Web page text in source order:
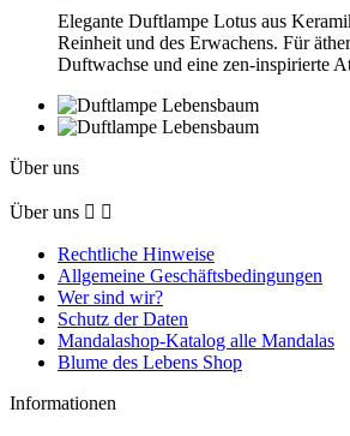
Elegante Duftlampe Lotus aus
Reinheit und des Erwachens. Für
Duftwachse und eine zen-inspirierte
Über uns
Über uns  
Rechtliche Hinweise
Allgemeine Geschäftsbedingungen
Wer sind wir?
Schutz der Daten
Mandalashop-Katalog alle Mandalas
Blume des Lebens Shop
Informationen